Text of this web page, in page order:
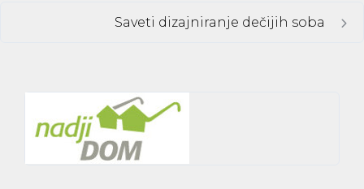
Saveti dizajniranje dečijih soba